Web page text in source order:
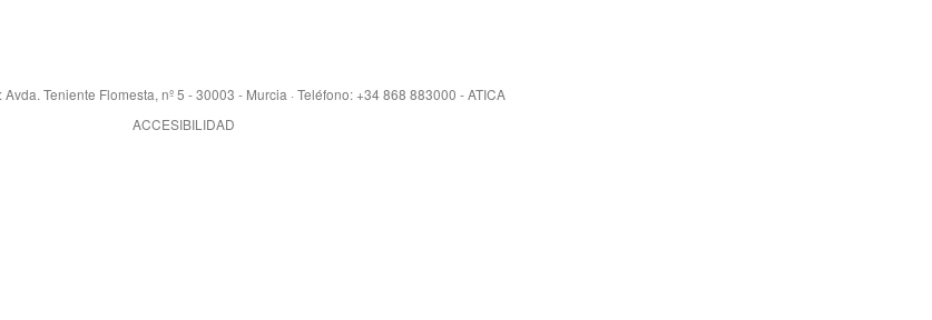
Teniente Flomesta, nº 5 - 30003 - Murcia · Teléfono: +34 868 883000 - ATICA
ACCESIBILIDAD